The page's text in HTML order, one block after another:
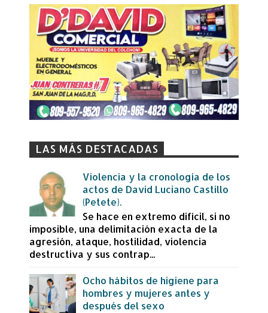
LAS MÁS DESTACADAS
Violencia y la cronología de los
actos de David Luciano Castillo
(Petete).
Se hace en extremo difícil, si no
imposible, una delimitación exacta de la
agresión, ataque, hostilidad, violencia
destructiva y sus contrap...
Ocho hábitos de higiene para
hombres y mujeres antes y
después del sexo